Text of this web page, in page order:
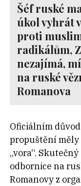
Šéf ruské
úkol vyhrát
proti
radikálům,
nezajímá,
na ruské
Romanova
Oficiálním
propuštění
„vora“.
odbornice na
Romanovy z